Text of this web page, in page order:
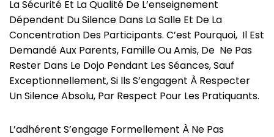
La Sécurité Et La Qualité De L’enseignement
Dépendent Du Silence Dans La Salle Et De La
Concentration Des Participants. C’est Pourquoi, Il Est
Demandé Aux Parents, Famille Ou Amis, De Ne Pas
Rester Dans Le Dojo Pendant Les Séances, Sauf
Exceptionnellement, Si Ils S’engagent À Respecter
Un Silence Absolu, Par Respect Pour Les Pratiquants.
L’adhérent S’engage Formellement À Ne Pas